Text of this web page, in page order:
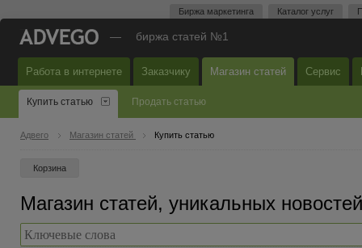
Биржа маркетинга Каталог услуг
— биржа статей №1
Работа в интернете Заказчику Магазин статей Сервис
Купить статью Продать статью
Адвего Магазин статей Купить статью
Корзина
Магазин статей, уникальных